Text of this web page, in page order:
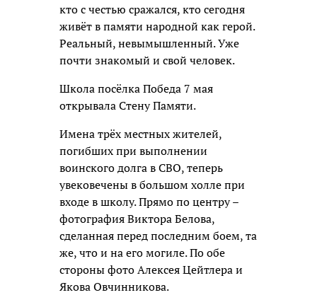
кто с честью сражался, кто сегодня
живёт в памяти народной как герой.
Реальный, невымышленный. Уже
почти знакомый и свой человек.
Школа посёлка Победа 7 мая
открывала Стену Памяти.
Имена трёх местных жителей,
погибших при выполнении
воинского долга в СВО, теперь
увековечены в большом холле при
входе в школу. Прямо по центру –
фотография Виктора Белова,
сделанная перед последним боем, та
же, что и на его могиле. По обе
стороны фото Алексея Цейтлера и
Якова Овчинникова.